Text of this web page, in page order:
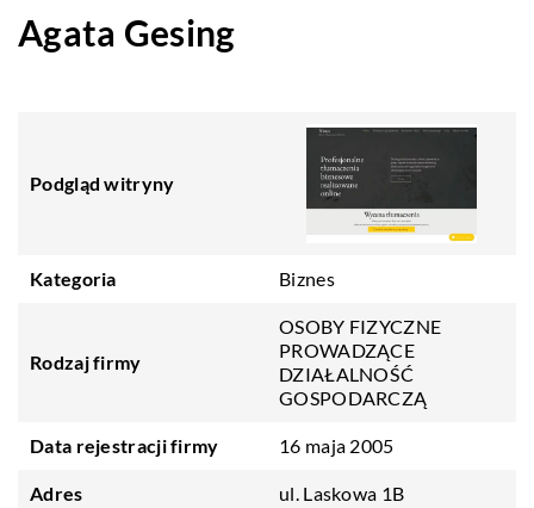
Agata Gesing
Podgląd witryny
Kategoria Biznes
Rodzaj firmy
OSOBY FIZYCZNE
PROWADZĄCE
DZIAŁALNOŚĆ
GOSPODARCZĄ
Data rejestracji firmy 16 maja 2005
Adres ul. Laskowa 1B